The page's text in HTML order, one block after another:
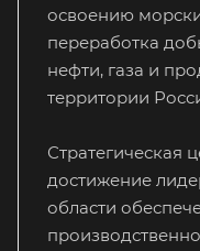
освоению
переработка
нефти, газа и
территории
Стратегическая
достижение
области